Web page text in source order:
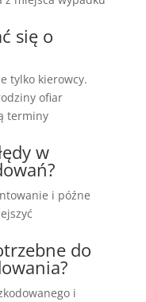
się o
tylko kierowcy.
ofiar
terminy
w
i późne
do
i